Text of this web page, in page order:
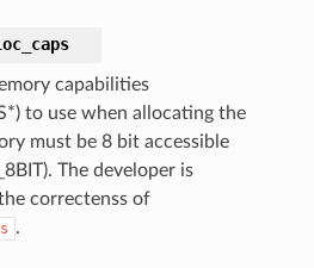
capabilities
to use when allocating the
must be 8 bit accessible
The developer is
correctenss of
.